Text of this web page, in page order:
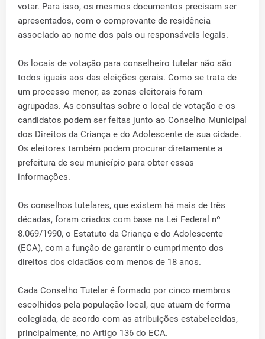
votar. Para isso, os mesmos documentos precisam ser
apresentados, com o comprovante de residência
associado ao nome dos pais ou responsáveis legais.
Os locais de votação para conselheiro tutelar não são
todos iguais aos das eleições gerais. Como se trata de
um processo menor, as zonas eleitorais foram
agrupadas. As consultas sobre o local de votação e os
candidatos podem ser feitas junto ao Conselho Municipal
dos Direitos da Criança e do Adolescente de sua cidade.
Os eleitores também podem procurar diretamente a
prefeitura de seu município para obter essas
informações.
Os conselhos tutelares, que existem há mais de três
décadas, foram criados com base na Lei Federal nº
8.069/1990, o Estatuto da Criança e do Adolescente
(ECA), com a função de garantir o cumprimento dos
direitos dos cidadãos com menos de 18 anos.
Cada Conselho Tutelar é formado por cinco membros
escolhidos pela população local, que atuam de forma
colegiada, de acordo com as atribuições estabelecidas,
principalmente, no Artigo 136 do ECA.